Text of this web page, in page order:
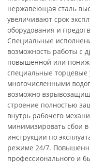
нержавеющая сталь
увеличивают срок
оборудования и
Специальные
возможность работы с
повышенной или
специальные торцевые
многочисленными
возможно
строение полностью
внутрь рабочего
минимизировать сбои
инструкции по
режиме 24/7.
профессионального и